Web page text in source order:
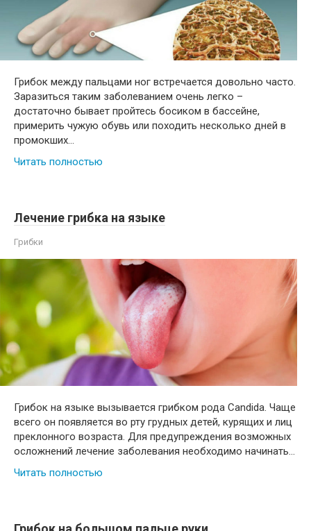
Грибок между пальцами ног встречается довольно часто.
Заразиться таким заболеванием очень легко –
достаточно бывает пройтесь босиком в бассейне,
примерить чужую обувь или походить несколько дней в
промокших…
Читать полностью
Лечение грибка на языке
Грибки
Грибок на языке вызывается грибком рода Candida. Чаще
всего он появляется во рту грудных детей, курящих и лиц
преклонного возраста. Для предупреждения возможных
осложнений лечение заболевания необходимо начинать…
Читать полностью